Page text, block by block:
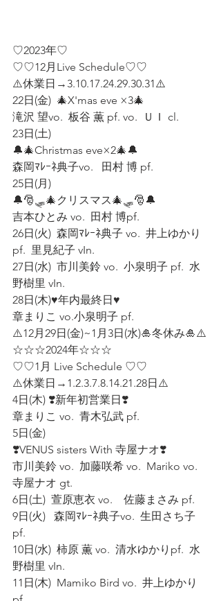
♡2023年♡
♡♡12月Live Schedule♡♡
⚠️休業日→3.10.17.24.29.30.31⚠️
22日(金)  🎄X'mas eve ×3🎄
滝沢 望vo.  板谷 薫 pf. vo.  ＵＩ cl.
23日(土)
🔔🎄Christmas eve×2🎄🔔
森岡ﾏﾚｰﾈ典子vo.   田村 博 pf.
25日(月)
🔔🎅🛷🎄クリスマス🎄🛷🎅🔔
吉本ひとみ vo.  田村 博pf.
26日(火)  森岡ﾏﾚｰﾈ典子 vo.  井上ゆかり
pf.  里見紀子 vIn.
27日(水)  市川美鈴 vo.  小泉明子 pf.  水
野樹里 vIn.
28日(木)♥️年内最終日♥️
章まりこ vo.小泉明子 pf.
⚠️12月29日(金)~1月3日(水)🎍冬休み🎍⚠️
☆☆☆2024年☆☆☆
♡♡1月 Live Schedule ♡♡
⚠️休業日→1.2.3.7.8.14.21.28日⚠️
4日(木) ❣️新年初営業日❣️
章まりこ vo.  青木弘武 pf.
5日(金)
❣️VENUS sisters With 寺屋ナオ❣️
市川美鈴 vo.  加藤咲希 vo.  Mariko vo.
寺屋ナオ gt.
6日(土)  萱原恵衣 vo.    佐藤まさみ pf.
9日(火)   森岡ﾏﾚｰﾈ典子vo.  生田さち子
pf.
10日(水)  柿原 薫 vo.  清水ゆかりpf.  水
野樹里 vIn.
11日(木)  Mamiko Bird vo.  井上ゆかり